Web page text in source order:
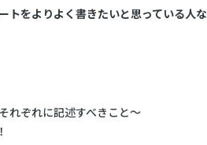
トをよりよく書きたいと思っている人
れぞれに記述すべきこと～